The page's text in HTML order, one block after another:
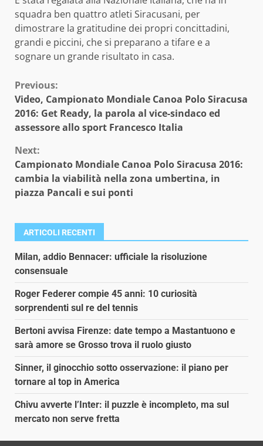
squadra ben quattro atleti Siracusani, per
dimostrare la gratitudine dei propri concittadini,
grandi e piccini, che si preparano a tifare e a
sognare un grande risultato in casa.
Continue
Reading
Previous:
Video, Campionato Mondiale Canoa Polo Siracusa
2016: Get Ready, la parola al vice-sindaco ed
assessore allo sport Francesco Italia
Next:
Campionato Mondiale Canoa Polo Siracusa 2016:
cambia la viabilità nella zona umbertina, in
piazza Pancali e sui ponti
ARTICOLI RECENTI
Milan, addio Bennacer: ufficiale la risoluzione
consensuale
Roger Federer compie 45 anni: 10 curiosità
sorprendenti sul re del tennis
Bertoni avvisa Firenze: date tempo a Mastantuono e
sarà amore se Grosso trova il ruolo giusto
Sinner, il ginocchio sotto osservazione: il piano per
tornare al top in America
Chivu avverte l’Inter: il puzzle è incompleto, ma sul
mercato non serve fretta